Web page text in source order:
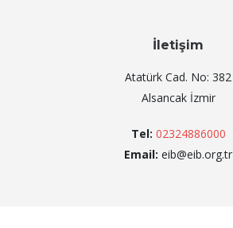
İletişim
Atatürk Cad. No: 382
Alsancak İzmir
Tel: 02324886000
Email: eib@eib.org.tr